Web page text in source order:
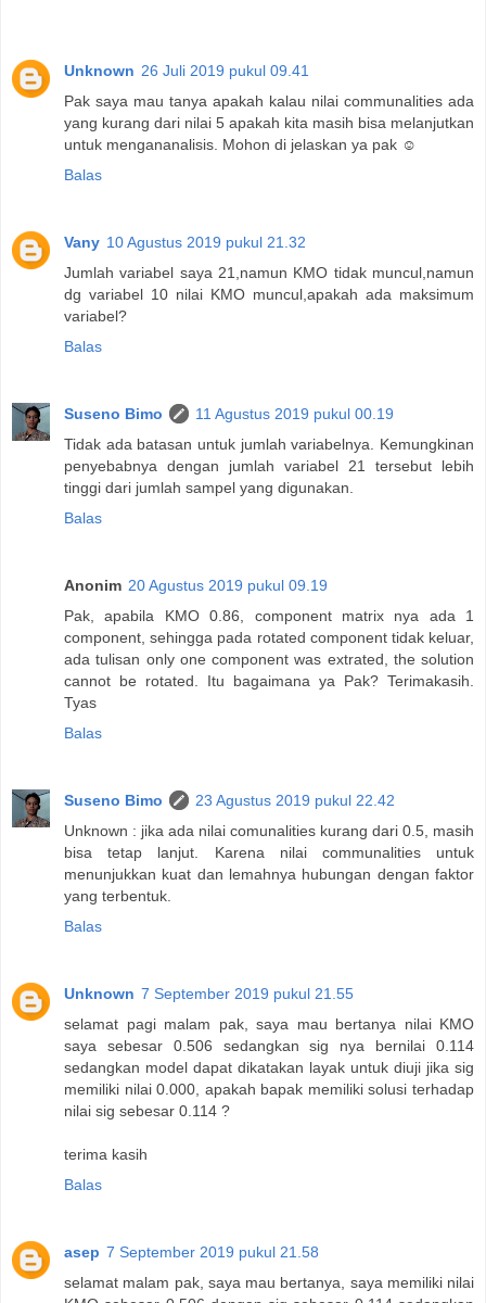
Unknown 26 Juli 2019 pukul 09.41
Pak saya mau tanya apakah kalau nilai communalities ada
yang kurang dari nilai 5 apakah kita masih bisa melanjutkan
untuk mengananalisis. Mohon di jelaskan ya pak ☺️
Balas
Vany 10 Agustus 2019 pukul 21.32
Jumlah variabel saya 21,namun KMO tidak muncul,namun
dg variabel 10 nilai KMO muncul,apakah ada maksimum
variabel?
Balas
Suseno Bimo
11 Agustus 2019 pukul 00.19
Tidak ada batasan untuk jumlah variabelnya. Kemungkinan
penyebabnya dengan jumlah variabel 21 tersebut lebih
tinggi dari jumlah sampel yang digunakan.
Balas
Anonim 20 Agustus 2019 pukul 09.19
Pak, apabila KMO 0.86, component matrix nya ada 1
component, sehingga pada rotated component tidak keluar,
ada tulisan only one component was extrated, the solution
cannot be rotated. Itu bagaimana ya Pak? Terimakasih.
Tyas
Balas
Suseno Bimo
23 Agustus 2019 pukul 22.42
Unknown : jika ada nilai comunalities kurang dari 0.5, masih
bisa tetap lanjut. Karena nilai communalities untuk
menunjukkan kuat dan lemahnya hubungan dengan faktor
yang terbentuk.
Balas
Unknown 7 September 2019 pukul 21.55
selamat pagi malam pak, saya mau bertanya nilai KMO
saya sebesar 0.506 sedangkan sig nya bernilai 0.114
sedangkan model dapat dikatakan layak untuk diuji jika sig
memiliki nilai 0.000, apakah bapak memiliki solusi terhadap
nilai sig sebesar 0.114 ?
terima kasih
Balas
asep 7 September 2019 pukul 21.58
selamat malam pak, saya mau bertanya, saya memiliki nilai